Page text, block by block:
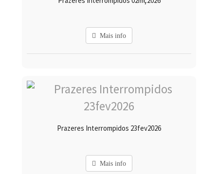
Mais info
Prazeres Interrompidos 23fev2026
Mais info